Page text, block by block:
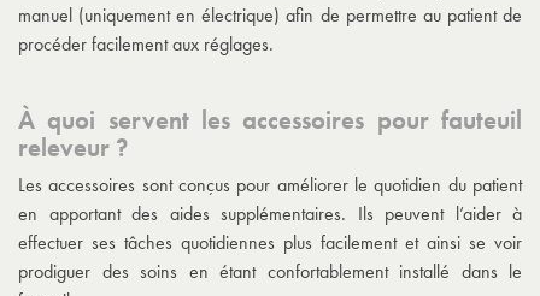
manuel (uniquement en électrique) afin de permettre au patient de
procéder facilement aux réglages.
À quoi servent les accessoires pour fauteuil
releveur ?
Les accessoires sont conçus pour améliorer le quotidien du patient
en apportant des aides supplémentaires. Ils peuvent l’aider à
effectuer ses tâches quotidiennes plus facilement et ainsi se voir
prodiguer des soins en étant confortablement installé dans le